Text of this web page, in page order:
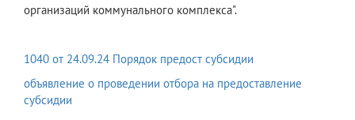
организаций коммунального комплекса".
1040 от 24.09.24 Порядок предост субсидии
объявление о проведении отбора на предоставление
субсидии